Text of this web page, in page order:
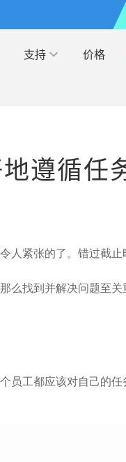
全流程的应用
支持
动态、业界资讯和见
价格
遵循任
人紧张的了。错过截
么找到并解决问题至
员工都应该对自己的